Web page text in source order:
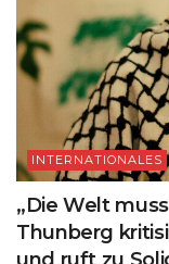
INTERNATIONALES
„Die Welt
Thunberg